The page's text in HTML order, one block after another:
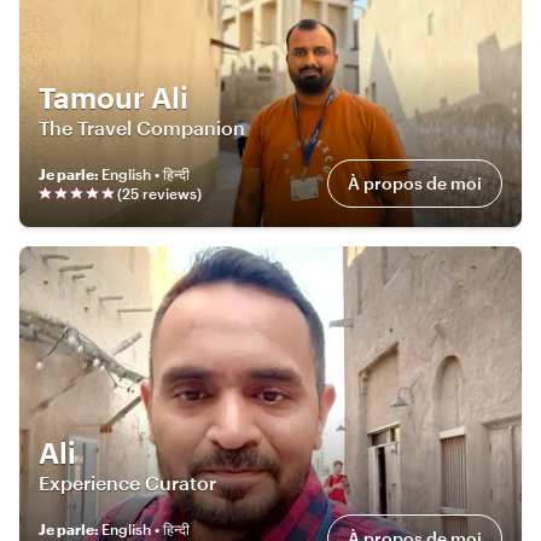
Tamour Ali
The Travel Companion
Je parle: English • हिन्दी
(25 reviews) À propos de moi
Ali
Experience Curator
Je parle:English • हिन्दी